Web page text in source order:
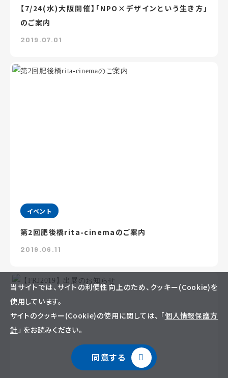
【7/24(水)大阪開催】「NPO×デザインという生き方」
のご案内
2019.07.01
イベント
第2回肥後橋rita-cinemaのご案内
2019.06.11
当サイトでは、サイトの利便性向上のため、クッキー(Cookie)を
使用しています。
サイトのクッキー(Cookie)の使用に関しては、 「個人情報保護方
針」 をお読みください。
同意する